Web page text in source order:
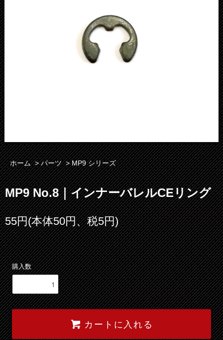
ホーム >パーツ >MP9 シリーズ
MP9 No.8｜インナーバレルCEリング
55円(本体50円、税5円)
購入数
カートに入れる